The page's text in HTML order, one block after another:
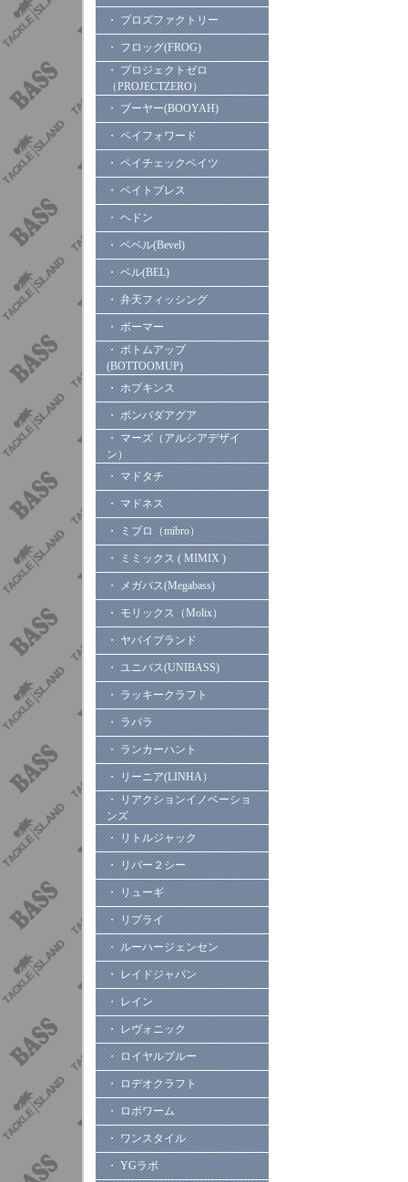
・ プロズファクトリー
・ フロッグ(FROG)
・ プロジェクトゼロ
（PROJECTZERO）
・ ブーヤー(BOOYAH)
・ ペイフォワード
・ ペイチェックベイツ
・ ベイトブレス
・ ヘドン
・ ベベル(Bevel)
・ ベル(BEL)
・ 弁天フィッシング
・ ボーマー
・ ボトムアップ
(BOTTOOMUP)
・ ホプキンス
・ ボンバダアグア
・ マーズ（アルシアデザイ
ン）
・ マドタチ
・ マドネス
・ ミブロ（mibro）
・ ミミックス ( MIMIX )
・ メガバス(Megabass)
・ モリックス（Molix）
・ ヤバイブランド
・ ユニバス(UNIBASS)
・ ラッキークラフト
・ ラパラ
・ ランカーハント
・ リーニア(LINHA）
・ リアクションイノベーショ
ンズ
・ リトルジャック
・ リバー２シー
・ リューギ
・ リプライ
・ ルーハージェンセン
・ レイドジャパン
・ レイン
・ レヴォニック
・ ロイヤルブルー
・ ロデオクラフト
・ ロボワーム
・ ワンスタイル
・ YGラボ